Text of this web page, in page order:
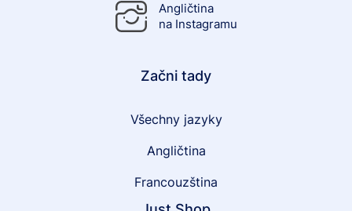
Angličtina
na Instagramu
Začni tady
Všechny jazyky
Angličtina
Francouzština